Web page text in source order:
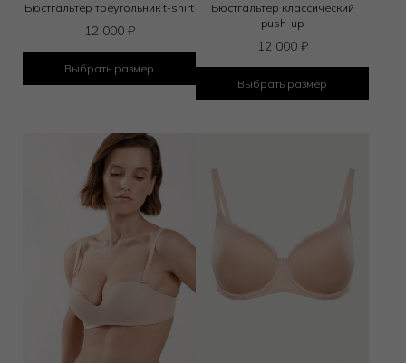
Бюстгальтер треугольник t-shirt
12 000 ₽
Выбрать размер
Бюстгальтер классический
push-up
12 000 ₽
Выбрать размер